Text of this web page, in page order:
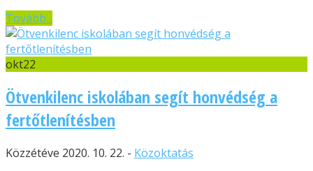
Tovább...
okt22
Ötvenkilenc iskolában segít honvédség a
fertőtlenítésben
Közzétéve 2020. 10. 22. - Közoktatás